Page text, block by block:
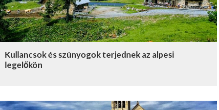
Kullancsok és szúnyogok terjednek az alpesi
legelőkön